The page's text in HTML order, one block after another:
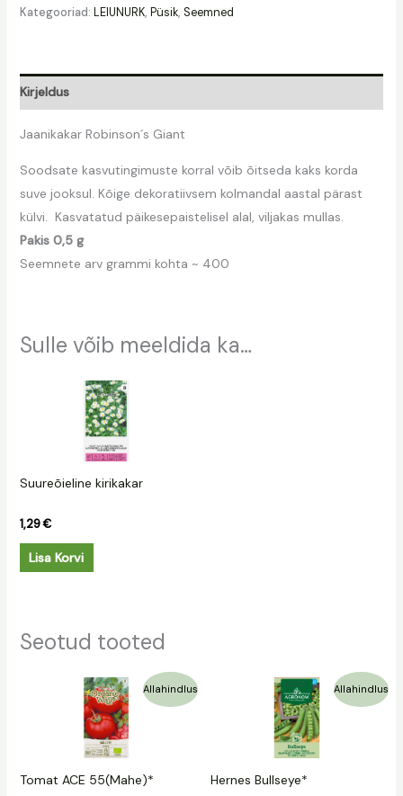
Kategooriad: LEIUNURK, Püsik, Seemned
Kirjeldus
Jaanikakar Robinson´s Giant
Soodsate kasvutingimuste korral võib õitseda kaks korda
suve jooksul. Kõige dekoratiivsem kolmandal aastal pärast
külvi. Kasvatatud päikesepaistelisel alal, viljakas mullas.
Pakis 0,5 g
Seemnete arv grammi kohta ~ 400
Sulle võib meeldida ka…
Suureõieline kirikakar
1,29€
Lisa Korvi
Seotud tooted
Allahindlus
Tomat ACE 55(Mahe)*
1,39 €.
Praegune
hind
on:
0,69 €.
Allahindlus
Hernes Bullseye*
Algne
1,09 €.
Praegune
hind
on:
0,50 €.